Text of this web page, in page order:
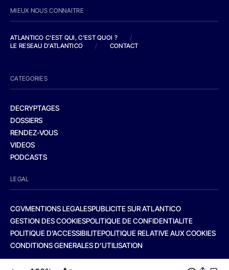
MIEUX NOUS CONNAITRE
ATLANTICO C'EST QUI, C'EST QUOI ?
/
LE RESEAU D'ATLANTICO
/ CONTACT
CATEGORIES
DECRYPTAGES
DOSSIERS
RENDEZ-VOUS
VIDEOS
PODCASTS
LEGAL
CGVMENTIONS LEGALESPUBLICITE SUR ATLANTICO
GESTION DES COOKIESPOLITIQUE DE CONFIDENTIALITE
POLITIQUE D’ACCESSIBILITEPOLITIQUE RELATIVE AUX COOKIES
CONDITIONS GENERALES D’UTILISATION